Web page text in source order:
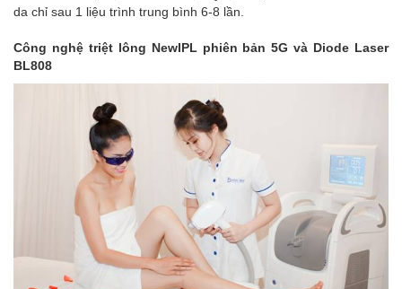
da chỉ sau 1 liệu trình trung bình 6-8 lần.
Công nghệ triệt lông NewIPL phiên bản 5G và Diode Laser
BL808